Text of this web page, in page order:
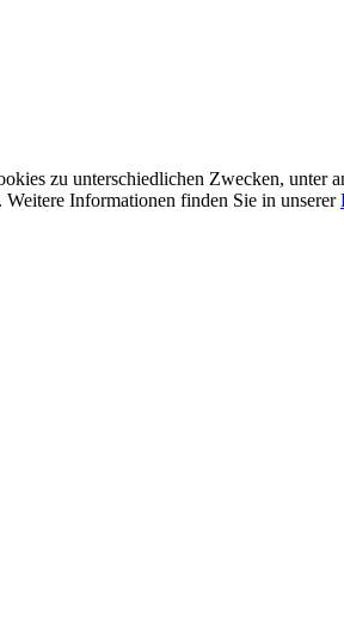
zu unterschiedlichen Zwecken, unter
Informationen finden Sie in unserer